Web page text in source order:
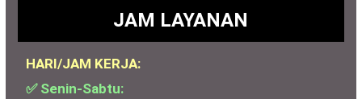
JAM LAYANAN
HARI/JAM KERJA:
✅ Senin-Sabtu: